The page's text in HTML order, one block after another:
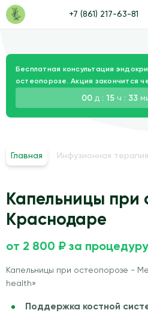
+7 (861) 217-63-81
Бесплатная консультация
остеопорозе. Акция закончится
00 д : 15 ч : 33
Главная Инфузионная терапия
Капельницы при
Краснодаре
от 2 800 ₽ за процедуру
Капельницы при остеопорозе -
health»
Поддержка костной